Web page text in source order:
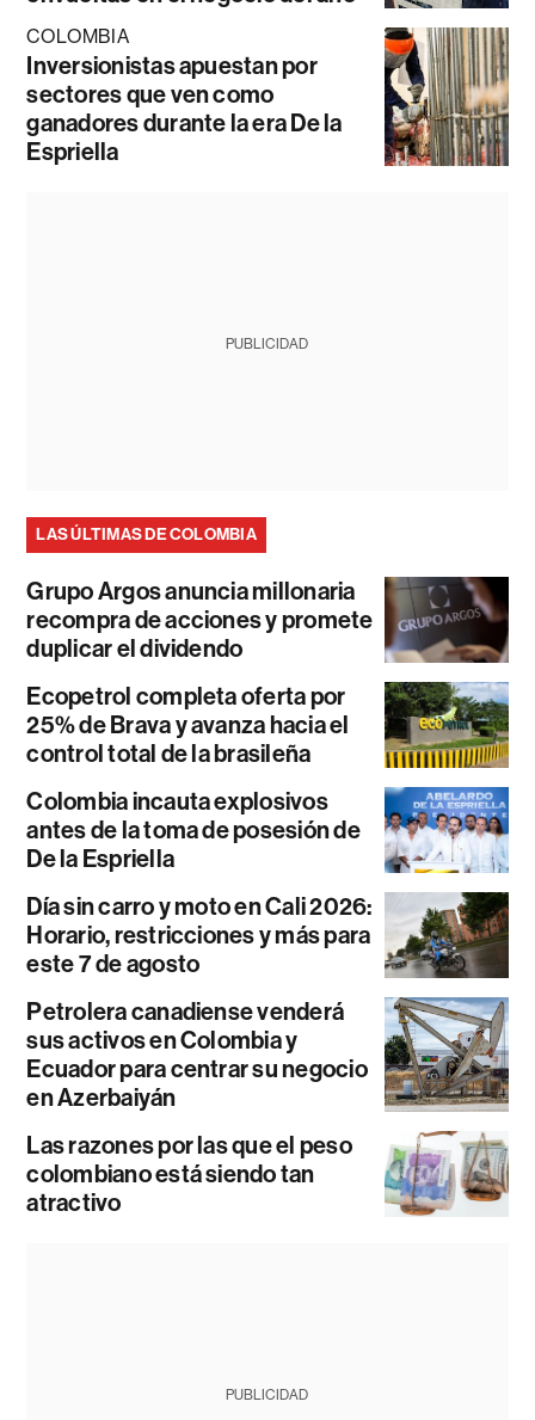
COLOMBIA
Inversionistas apuestan por
sectores que ven como
ganadores durante la era De la
Espriella
PUBLICIDAD
LAS ÚLTIMAS DE COLOMBIA
Grupo Argos anuncia millonaria
recompra de acciones y promete
duplicar el dividendo
Ecopetrol completa oferta por
25% de Brava y avanza hacia el
control total de la brasileña
Colombia incauta explosivos
antes de la toma de posesión de
De la Espriella
Día sin carro y moto en Cali 2026:
Horario, restricciones y más para
este 7 de agosto
Petrolera canadiense venderá
sus activos en Colombia y
Ecuador para centrar su negocio
en Azerbaiyán
Las razones por las que el peso
colombiano está siendo tan
atractivo
PUBLICIDAD